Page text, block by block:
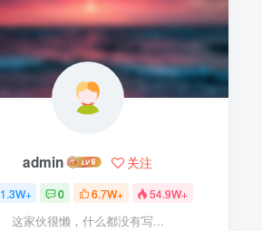
admin 关注
1.3W+ 0 6.7W+ 54.9W+
这家伙很懒，什么都没有写...